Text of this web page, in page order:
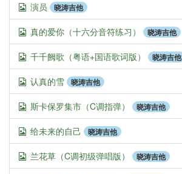
演员 晓涛吉他
真的爱你（十六分音符练习） 晓涛吉他
千千阙歌（粤语+国语歌词版） 晓涛吉他
认真的雪 晓涛吉他
斯卡保罗集市（C调指弹） 晓涛吉他
给未来的自己 晓涛吉他
兰花草（C调初级弹唱版） 晓涛吉他